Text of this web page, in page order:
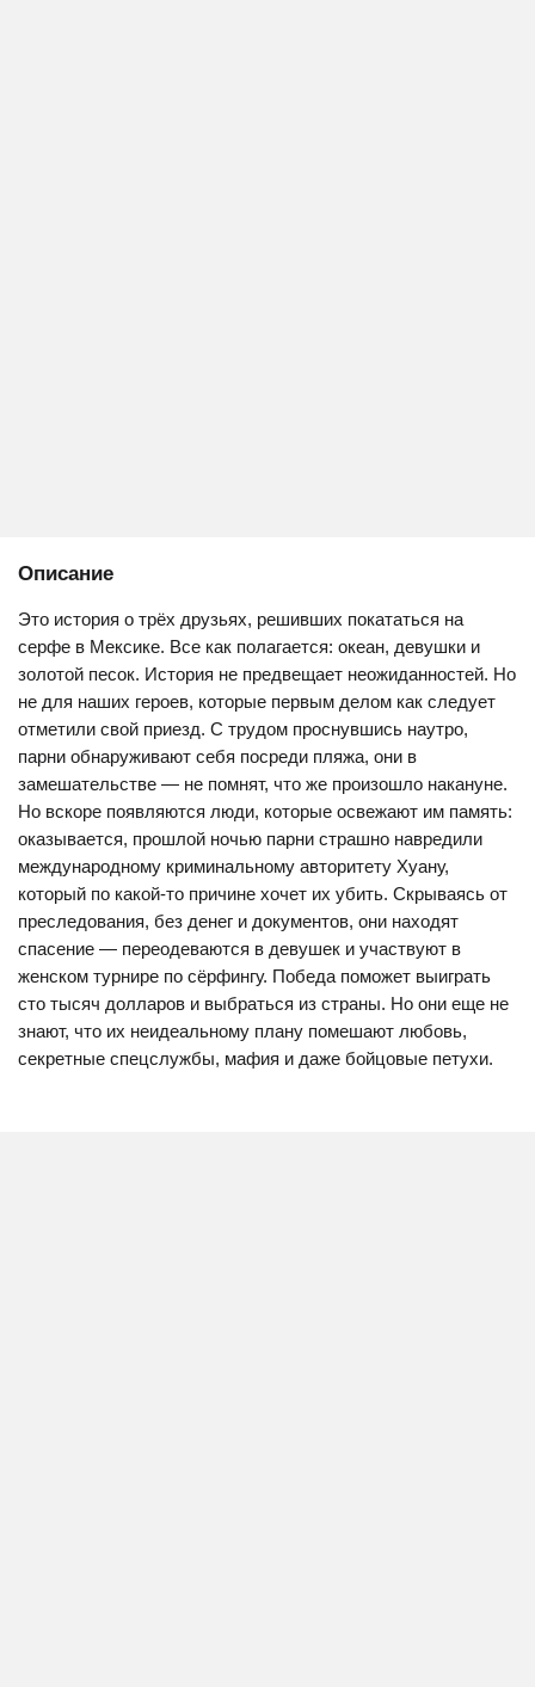
Описание
Это история о трёх друзьях, решивших покататься на
серфе в Мексике. Все как полагается: океан, девушки и
золотой песок. История не предвещает неожиданностей. Но
не для наших героев, которые первым делом как следует
отметили свой приезд. С трудом проснувшись наутро,
парни обнаруживают себя посреди пляжа, они в
замешательстве — не помнят, что же произошло накануне.
Но вскоре появляются люди, которые освежают им память:
оказывается, прошлой ночью парни страшно навредили
международному криминальному авторитету Хуану,
который по какой-то причине хочет их убить. Скрываясь от
преследования, без денег и документов, они находят
спасение — переодеваются в девушек и участвуют в
женском турнире по сёрфингу. Победа поможет выиграть
сто тысяч долларов и выбраться из страны. Но они еще не
знают, что их неидеальному плану помешают любовь,
секретные спецслужбы, мафия и даже бойцовые петухи.